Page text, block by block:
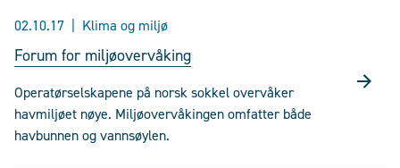
02.10.17 Klima og miljø
Forum for miljøovervåking
Operatørselskapene på norsk sokkel overvåker
havmiljøet nøye. Miljøovervåkingen omfatter både
havbunnen og vannsøylen.